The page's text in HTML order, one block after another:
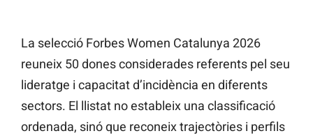
La selecció Forbes Women Catalunya 2026
reuneix 50 dones considerades referents pel seu
lideratge i capacitat d’incidència en diferents
sectors. El llistat no estableix una classificació
ordenada, sinó que reconeix trajectòries i perfils